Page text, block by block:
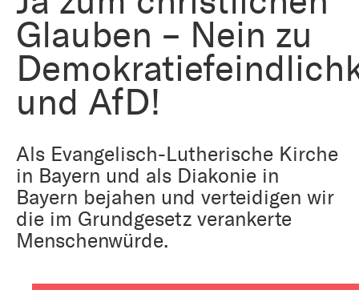
Glauben – Nein zu
und AfD!
Als Evangelisch-Lutherische Kirche
in Bayern und als Diakonie in
Bayern bejahen und verteidigen wir
die im Grundgesetz verankerte
Menschenwürde.
Kirche und Geld
Reformprozess PUK
Arbeiten bei der Kirche
Kirchenjahr
Ökumene
Religion in der Schule
Kunst
Aktiv gegen Missbrauch
Bildung und Gesellschaft
Weltanschauungsfragen
Gegen Rechtsextremismus